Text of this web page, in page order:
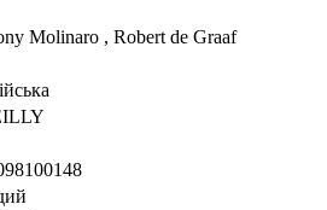
Molinaro , Robert de Graaf